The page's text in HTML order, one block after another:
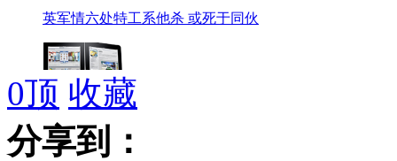
英军情六处特工系他杀 或死于同伙
英议会拟为节约配苹果电脑遭抨击
0顶 收藏
分享到：